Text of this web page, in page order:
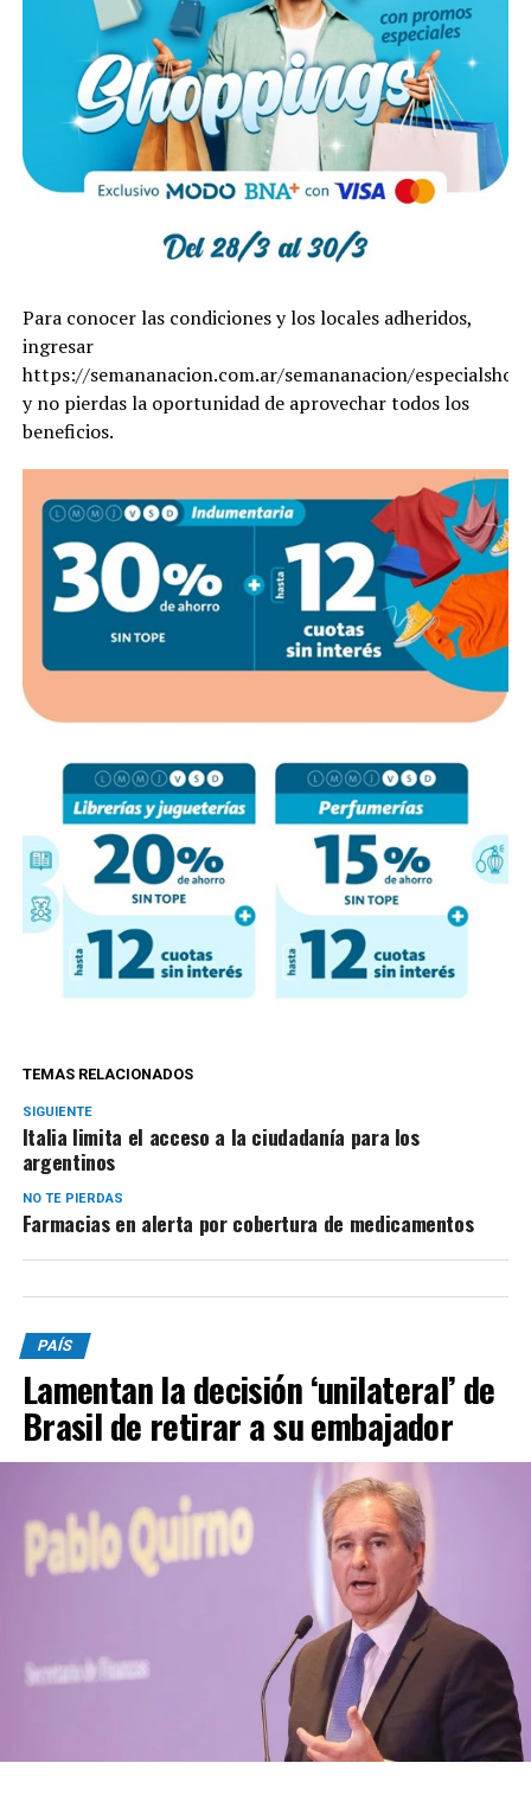
Para conocer las condiciones y los locales adheridos,
ingresar
https://semananacion.com.ar/semananacion/
y no pierdas la oportunidad de aprovechar todos los
beneficios.
TEMAS RELACIONADOS
SIGUIENTE
Italia limita el acceso a la ciudadanía para los
argentinos
NO TE PIERDAS
Farmacias en alerta por cobertura de medicamentos
PAÍS
Lamentan la decisión ‘unilateral’ de
Brasil de retirar a su embajador